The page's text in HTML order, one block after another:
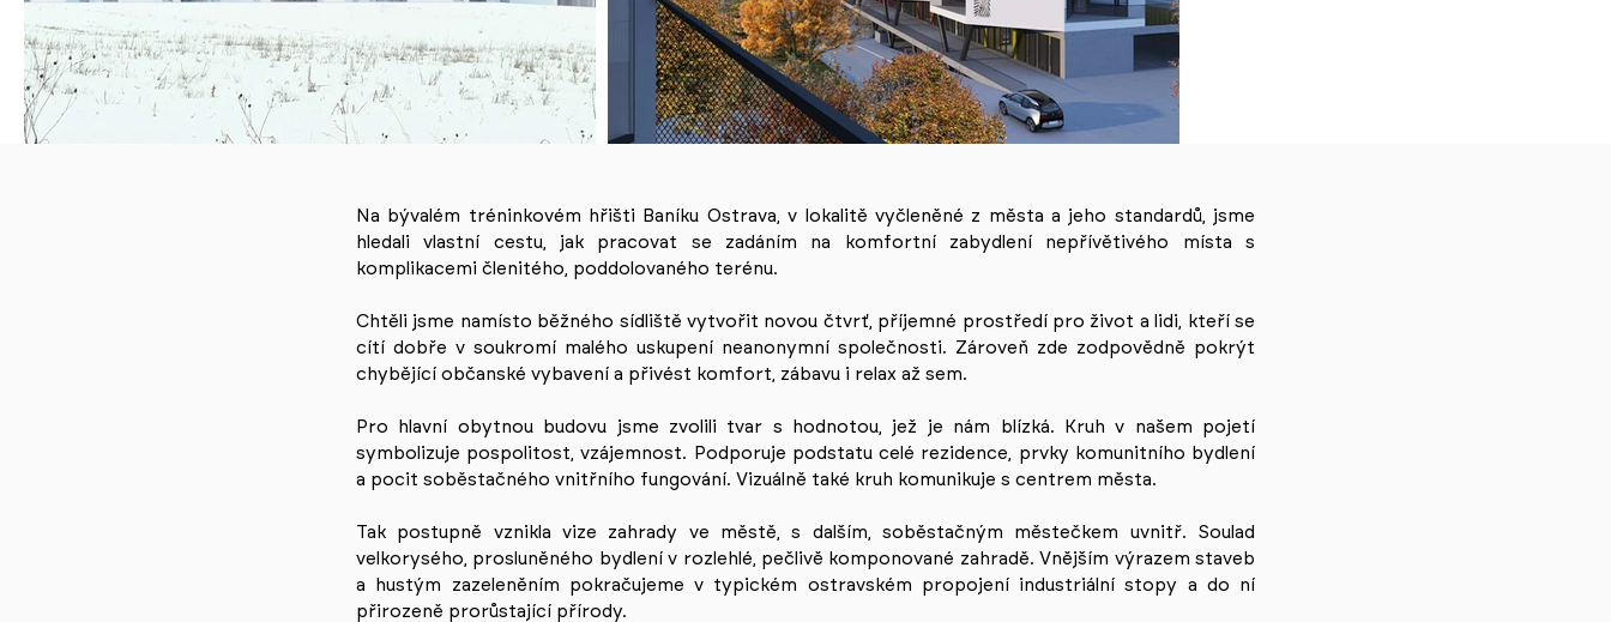
Na bývalém tréninkovém hřišti Baníku Ostrava, v lokalitě vyčleněné z města a jeho standardů, jsme
hledali vlastní cestu, jak pracovat se zadáním na komfortní zabydlení nepřívětivého místa s
komplikacemi členitého, poddolovaného terénu.
Chtěli jsme namísto běžného sídliště vytvořit novou čtvrť, příjemné prostředí pro život a lidi, kteří se
cítí dobře v soukromí malého uskupení neanonymní společnosti. Zároveň zde zodpovědně pokrýt
chybějící občanské vybavení a přivést komfort, zábavu i relax až sem.
Pro hlavní obytnou budovu jsme zvolili tvar s hodnotou, jež je nám blízká. Kruh v našem pojetí
symbolizuje pospolitost, vzájemnost. Podporuje podstatu celé rezidence, prvky komunitního bydlení
a pocit soběstačného vnitřního fungování. Vizuálně také kruh komunikuje s centrem města.
Tak postupně vznikla vize zahrady ve městě, s dalším, soběstačným městečkem uvnitř. Soulad
velkorysého, prosluněného bydlení v rozlehlé, pečlivě komponované zahradě. Vnějším výrazem staveb
a hustým zazeleněním pokračujeme v typickém ostravském propojení industriální stopy a do ní
přirozeně prorůstající přírody.